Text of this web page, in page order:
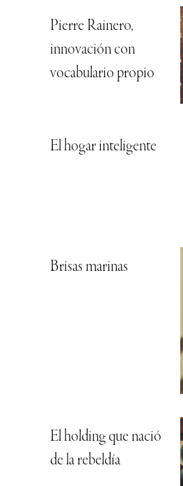
Pierre Rainero,
innovación con
vocabulario propio
El hogar inteligente
Brisas marinas
El holding que nació
de la rebeldía